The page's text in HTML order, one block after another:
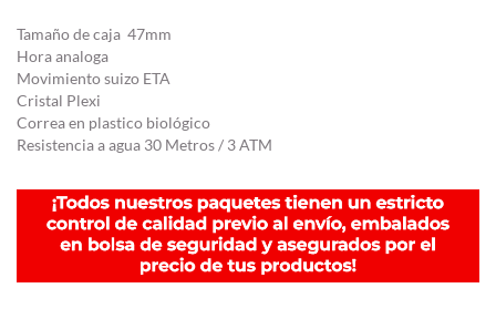
Tamaño de caja 47mm
Hora analoga
Movimiento suizo ETA
Cristal Plexi
Correa en plastico biológico
Resistencia a agua 30 Metros / 3 ATM